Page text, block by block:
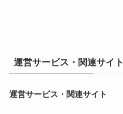
運営サービス・関連サイト
運営サービス・関連サイト